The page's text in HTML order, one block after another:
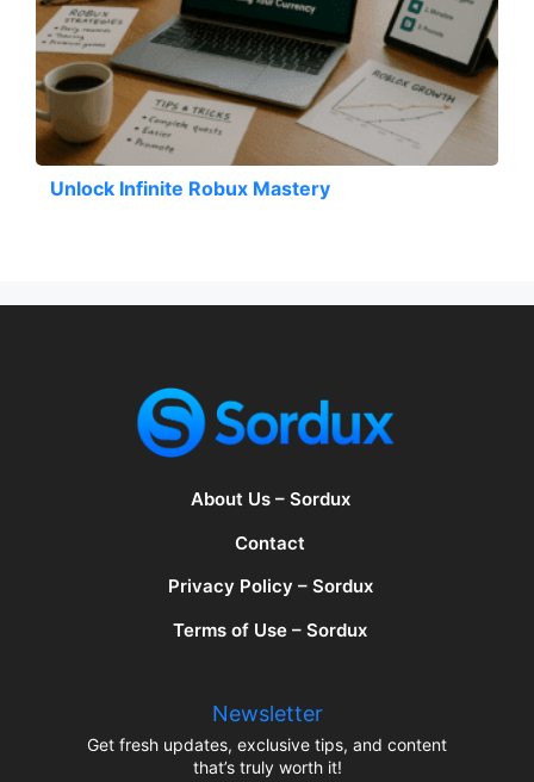
Unlock Infinite Robux Mastery
About Us – Sordux
Contact
Privacy Policy – Sordux
Terms of Use – Sordux
Newsletter
Get fresh updates, exclusive tips, and content
that’s truly worth it!